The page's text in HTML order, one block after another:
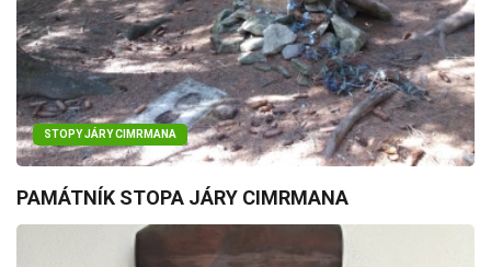
STOPY JÁRY CIMRMANA
PAMÁTNÍK STOPA JÁRY CIMRMANA